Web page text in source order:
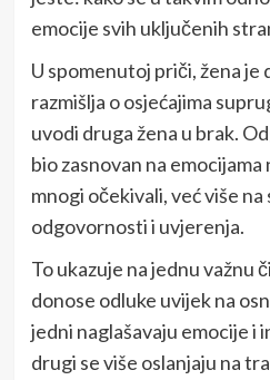
emocije svih uključenih
U spomenutoj priči, žena je
razmišlja o osjećajima
uvodi druga žena u brak.
bio zasnovan na emocijama
mnogi očekivali, već više
odgovornosti i uvjerenja.
To ukazuje na jednu važnu
donose odluke uvijek na
jedni naglašavaju emocije i
drugi se više oslanjaju na